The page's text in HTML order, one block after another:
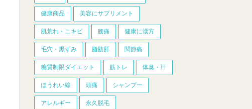
健康商品 美容にサプリメント
肌荒れ・ニキビ 腰痛 健康に漢方
毛穴・黒ずみ 脂肪肝 関節痛
糖質制限ダイエット 筋トレ 体臭・汗
ほうれい線 頭痛 シャンプー
アレルギー 永久脱毛